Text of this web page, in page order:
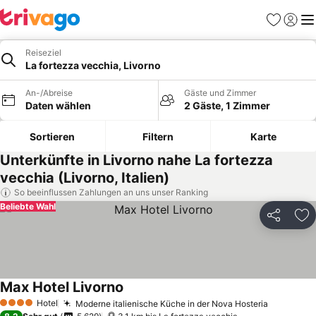
Favoriten
Reiseziel
La fortezza vecchia, Livorno
An-/Abreise
Daten wählen
Gäste und Zimmer
2 Gäste, 1 Zimmer
Sortieren Filtern Karte
Unterkünfte in Livorno nahe La fortezza
vecchia (Livorno, Italien)
So beeinflussen Zahlungen an uns unser Ranking
Teilen
Beliebte Wahl
4 Sterne Hotel Moderne italienische Küche in der Nova Hosteria
Max Hotel Livorno